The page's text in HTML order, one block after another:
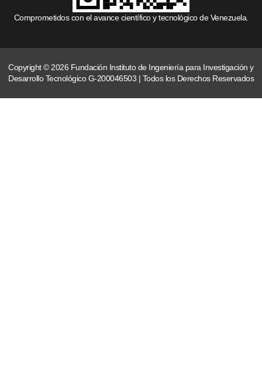
Comprometidos con el avance científico y tecnológico de Venezuela.
Copyright © 2026 Fundación Instituto de Ingeniería para Investigación y
Desarrollo Tecnológico G-200046503 | Todos los Derechos Reservados